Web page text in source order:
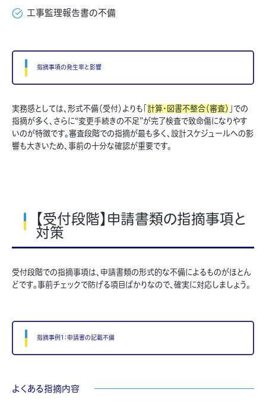
工事監理報告書の不備
指摘事項の発生率と影響
実務感としては、形式不備（受付）よりも「 計算・図書不整合（審査） 」での
指摘が多く、さらに“変更手続きの不足”が完了検査で致命傷になりやす
いのが特徴です。審査段階での指摘が最も多く、設計スケジュールへの影
響も大きいため、事前の十分な確認が重要です。
【受付段階】申請書類の指摘事項と
対策
受付段階での指摘事項は、申請書類の形式的な不備によるものがほとん
どです。事前チェックで防げる項目ばかりなので、確実に対応しましょう。
指摘事例1：申請書の記載不備
よくある指摘内容